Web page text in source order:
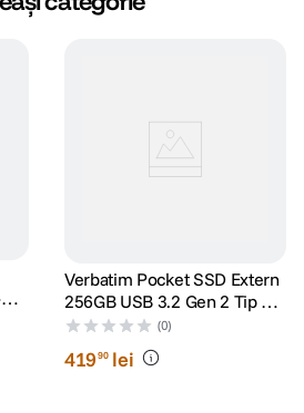
Verbatim Pocket SSD Extern
256GB USB 3.2 Gen 2 Tip C
Negru/Gri
(0)
41990 lei